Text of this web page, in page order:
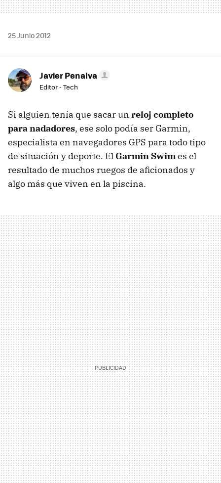
25 Junio 2012
Javier Penalva
Editor - Tech
Si alguien tenía que sacar un reloj completo
para nadadores, ese solo podía ser Garmin,
especialista en navegadores GPS para todo tipo
de situación y deporte. El Garmin Swimes el
resultado de muchos ruegos de aficionados y
algo más que viven en la piscina.